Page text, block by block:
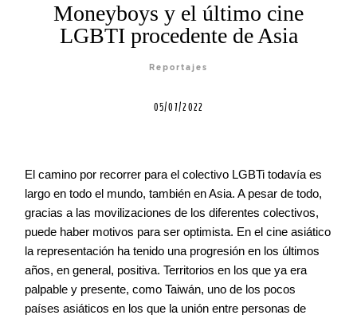
Moneyboys y el último cine
LGBTI procedente de Asia
Reportajes
05/07/2022
El camino por recorrer para el colectivo LGBTi todavía es
largo en todo el mundo, también en Asia. A pesar de todo,
gracias a las movilizaciones de los diferentes colectivos,
puede haber motivos para ser optimista. En el cine asiático
la representación ha tenido una progresión en los últimos
años, en general, positiva. Territorios en los que ya era
palpable y presente, como Taiwán, uno de los pocos
países asiáticos en los que la unión entre personas de
Cursos
Agenda
Contacto